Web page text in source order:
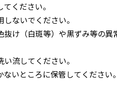
ください。
ないでください。
け（白斑等）や黒ずみ等の
流してください。
いところに保管してください。